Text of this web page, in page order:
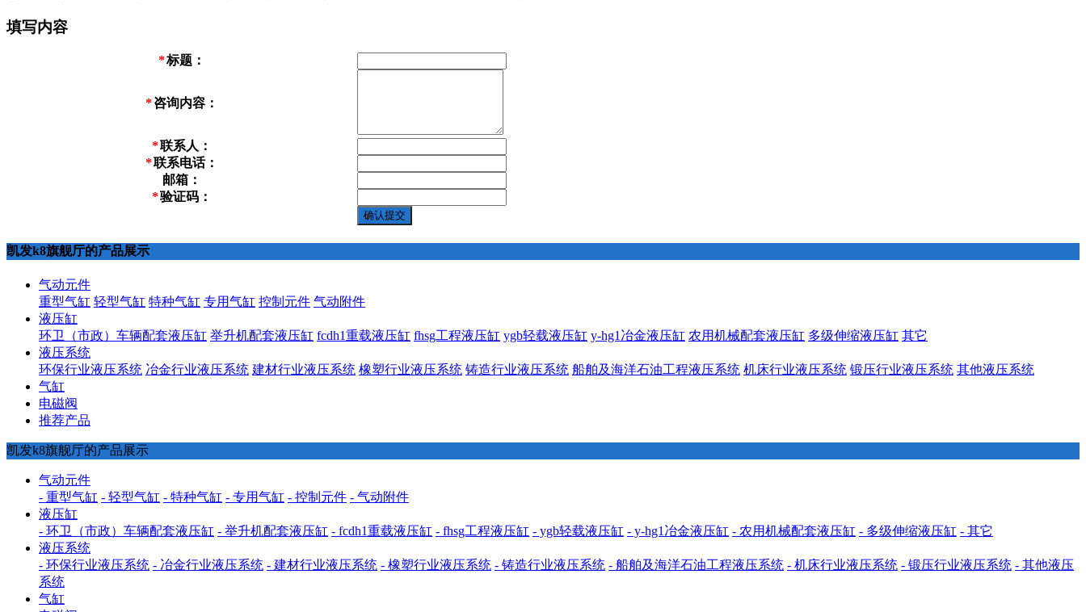
填写内容
*标题：
*咨询内容：
*联系人：
*联系电话：
邮箱：
*验证码：
确认提交
凯发k8旗舰厅的产品展示
气动元件
重型气缸 轻型气缸 特种气缸 专用气缸 控制元件 气动附件
液压缸
环卫（市政）车辆配套液压缸 举升机配套液压缸 fcdh1重载液压缸 fhsg工程液压缸 ygb轻载液压缸 y-hg1冶金液压缸 农用机械配套液压缸 多级伸缩液压缸 其它
液压系统
环保行业液压系统 冶金行业液压系统 建材行业液压系统 橡塑行业液压系统 铸造行业液压系统 船舶及海洋石油工程液压系统 机床行业液压系统 锻压行业液压系统 其他液压系统
气缸
电磁阀
推荐产品
凯发k8旗舰厅的产品展示
气动元件
- 重型气缸 - 轻型气缸 - 特种气缸 - 专用气缸 - 控制元件 - 气动附件
液压缸
- 环卫（市政）车辆配套液压缸 - 举升机配套液压缸 - fcdh1重载液压缸 - fhsg工程液压缸 - ygb轻载液压缸 - y-hg1冶金液压缸 - 农用机械配套液压缸 - 多级伸缩液压缸 - 其它
液压系统
- 环保行业液压系统 - 冶金行业液压系统 - 建材行业液压系统 - 橡塑行业液压系统 - 铸造行业液压系统 - 船舶及海洋石油工程液压系统 - 机床行业液压系统 - 锻压行业液压系统 - 其他液压
系统
气缸